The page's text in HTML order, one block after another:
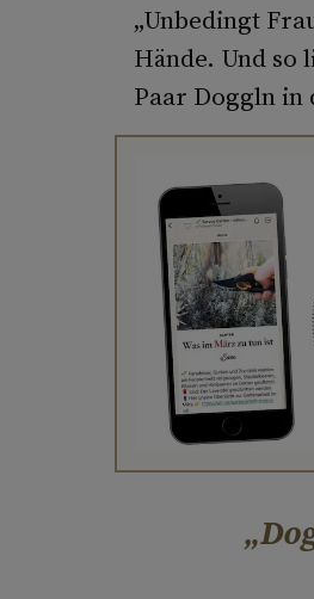
„Unbedingt
Hände. Und so
Paar Doggln